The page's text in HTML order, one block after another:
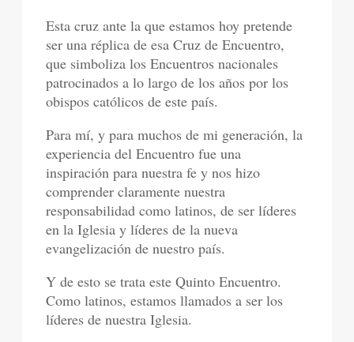
Esta cruz ante la que estamos hoy pretende
ser una réplica de esa Cruz de Encuentro,
que simboliza los Encuentros nacionales
patrocinados a lo largo de los años por los
obispos católicos de este país.
Para mí, y para muchos de mi generación, la
experiencia del Encuentro fue una
inspiración para nuestra fe y nos hizo
comprender claramente nuestra
responsabilidad como latinos, de ser líderes
en la Iglesia y líderes de la nueva
evangelización de nuestro país.
Y de esto se trata este Quinto Encuentro.
Como latinos, estamos llamados a ser los
líderes de nuestra Iglesia.